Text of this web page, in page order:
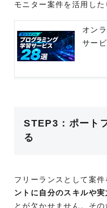
モニター案件を活用した
オン
サー
STEP3：ポート
る
フリーランスとして案件
ントに自分のスキルや
とが欠かせません。その